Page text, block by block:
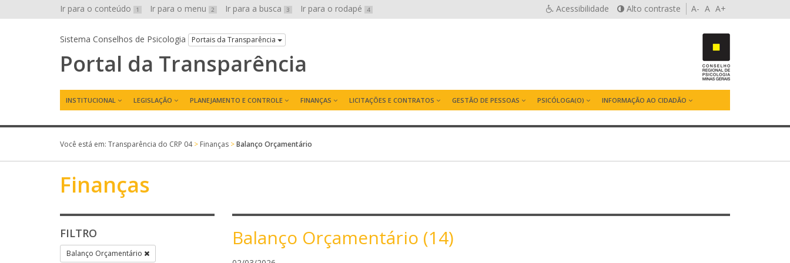
Ir para o conteúdo 1 Ir para o menu 2 Ir para a busca 3 Ir para o rodapé 4 Acessibilidade Alto contraste A- A A+
Sistema Conselhos de Psicologia Portais da Transparência
Portal da Transparência
INSTITUCIONAL LEGISLAÇÃO PLANEJAMENTO E CONTROLE FINANÇAS LICITAÇÕES E CONTRATOS GESTÃO DE PESSOAS PSICÓLOGA(O) INFORMAÇÃO AO CIDADÃO
Você está em: Transparência do CRP 04> Finanças >Balanço Orçamentário
Finanças
FILTRO
Balanço Orçamentário
Balanço Orçamentário (14)